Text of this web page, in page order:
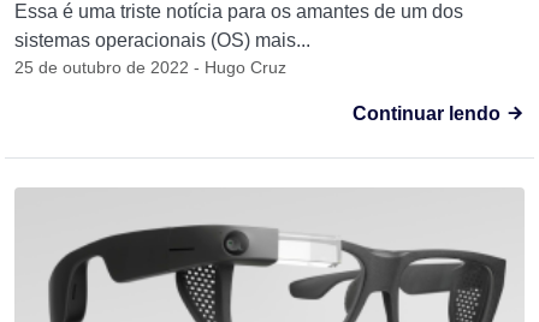
Essa é uma triste notícia para os amantes de um dos
sistemas operacionais (OS) mais...
25 de outubro de 2022 - Hugo Cruz
Continuar lendo